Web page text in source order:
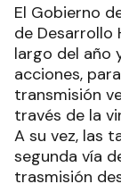
El Gobierno
de Desarrollo
largo del año
acciones,
transmisión
través de la
A su vez, las
segunda vía
trasmisión